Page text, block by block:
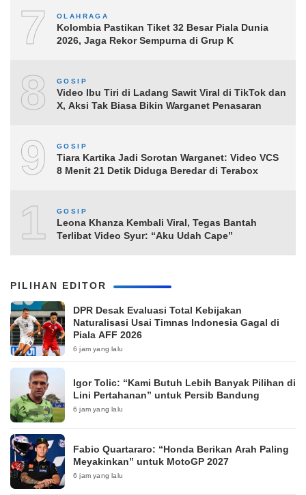
7 OLAHRAGA
Kolombia Pastikan Tiket 32 Besar Piala Dunia
2026, Jaga Rekor Sempurna di Grup K
8 GOSIP
Video Ibu Tiri di Ladang Sawit Viral di TikTok dan
X, Aksi Tak Biasa Bikin Warganet Penasaran
9 GOSIP
Tiara Kartika Jadi Sorotan Warganet: Video VCS
8 Menit 21 Detik Diduga Beredar di Terabox
10
GOSIP
Leona Khanza Kembali Viral, Tegas Bantah
Terlibat Video Syur: “Aku Udah Cape”
PILIHAN EDITOR
DPR Desak Evaluasi Total Kebijakan
Naturalisasi Usai Timnas Indonesia Gagal di
Piala AFF 2026
6 jam yang lalu
Igor Tolic: “Kami Butuh Lebih Banyak Pilihan di
Lini Pertahanan” untuk Persib Bandung
6 jam yang lalu
Fabio Quartararo: “Honda Berikan Arah Paling
Meyakinkan” untuk MotoGP 2027
6 jam yang lalu